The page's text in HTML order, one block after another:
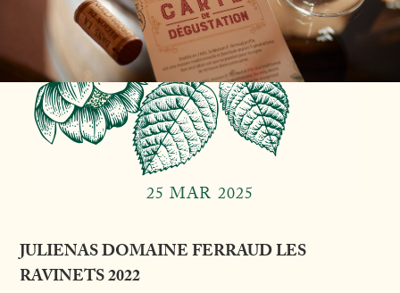
25 MAR 2025
JULIENAS DOMAINE FERRAUD LES
RAVINETS 2022